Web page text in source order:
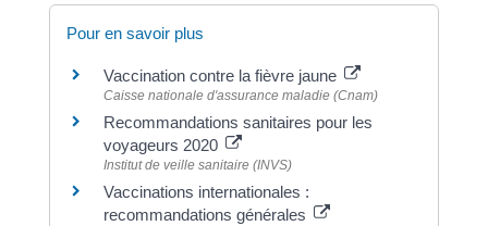
Pour en savoir plus
Vaccination contre la fièvre jaune
Caisse nationale d'assurance maladie (Cnam)
Recommandations sanitaires pour les
voyageurs 2020
Institut de veille sanitaire (INVS)
Vaccinations internationales :
recommandations générales